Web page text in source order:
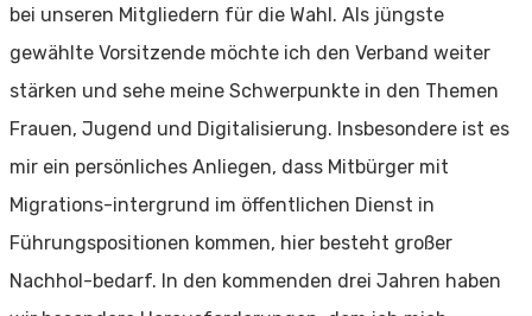
bei unseren Mitgliedern für die Wahl. Als jüngste
gewählte Vorsitzende möchte ich den Verband weiter
stärken und sehe meine Schwerpunkte in den Themen
Frauen, Jugend und Digitalisierung. Insbesondere ist es
mir ein persönliches Anliegen, dass Mitbürger mit
Migrations-intergrund im öffentlichen Dienst in
Führungspositionen kommen, hier besteht großer
Nachhol-bedarf. In den kommenden drei Jahren haben